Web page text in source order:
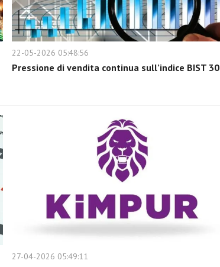
22-05-2026 05:48:56
Pressione di vendita continua sull’indice BIST 30
27-04-2026 05:49:11